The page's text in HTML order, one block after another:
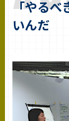
「やるべ
いんだ